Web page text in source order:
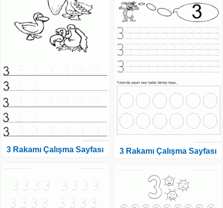
3 Rakamı Çalışma Sayfası 3 Rakamı Çalışma Sayfası